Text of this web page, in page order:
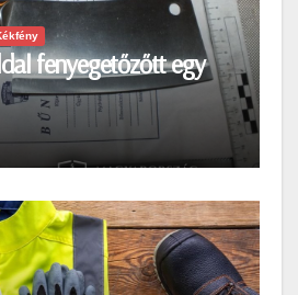
fenyegetőzőtt egy